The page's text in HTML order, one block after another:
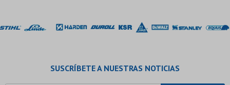
SUSCRÍBETE A NUESTRAS NOTICIAS